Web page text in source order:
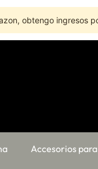
obtengo ingresos
Accesorios